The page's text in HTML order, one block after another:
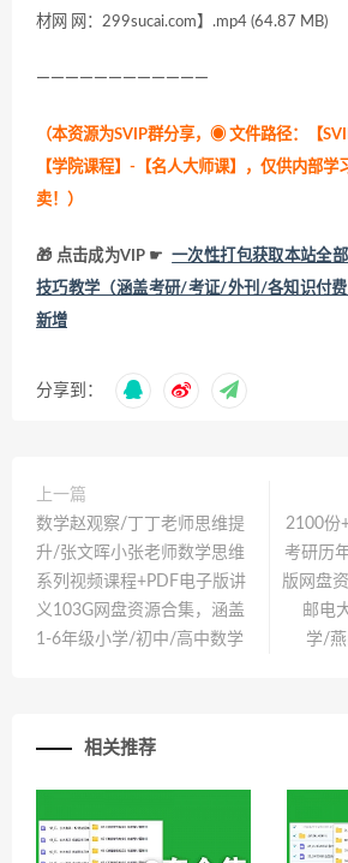
材网 网：299sucai.com】.mp4 (64.87 MB)
————————————
（本资源为SVIP群分享， ◉ 文件路径：【
【学院课程】-【名人大师课】，仅供内部学
卖！ ）
🎁 点击成为VIP ☛ 一次性打包获取本站全
技巧教学（涵盖考研/考证/外刊/各知识付
新增
分享到：
上一篇
数学赵观察/丁丁老师思维提
升/张文晖小张老师数学思维
系列视频课程+PDF电子版讲
义103G网盘资源合集，涵盖
1-6年级小学/初中/高中数学
2100份
考研历
版网盘
邮电
学/
相关推荐